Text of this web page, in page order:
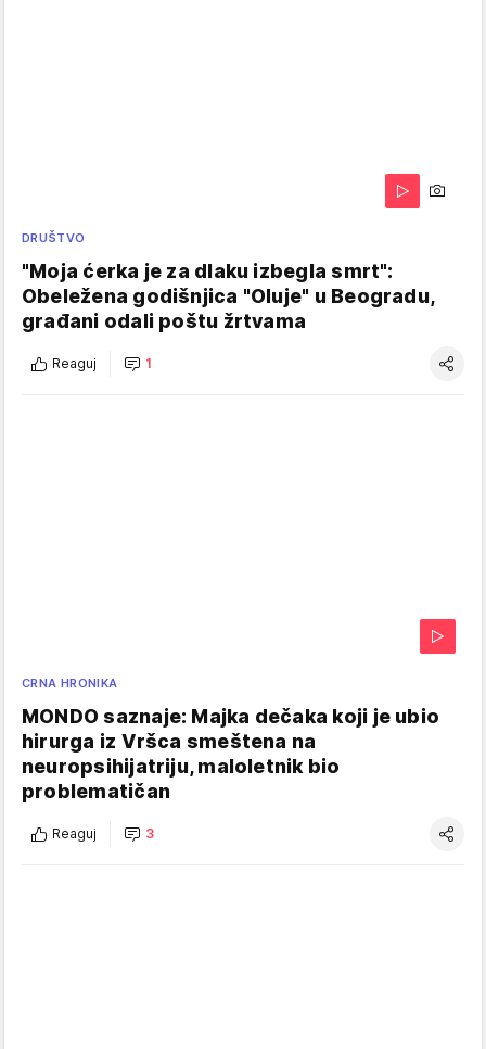
DRUŠTVO
"Moja ćerka je za dlaku izbegla smrt":
Obeležena godišnjica "Oluje" u Beogradu,
građani odali poštu žrtvama
Reaguj 1
CRNA HRONIKA
MONDO saznaje: Majka dečaka koji je ubio
hirurga iz Vršca smeštena na
neuropsihijatriju, maloletnik bio
problematičan
Reaguj 3